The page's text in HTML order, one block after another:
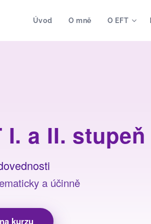
Úvod O mně O EFT
I. a II. stupeň
a účinně
kurzu